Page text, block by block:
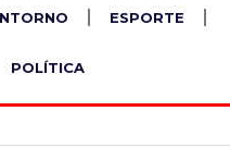
ESPORTE
POLÍTICA